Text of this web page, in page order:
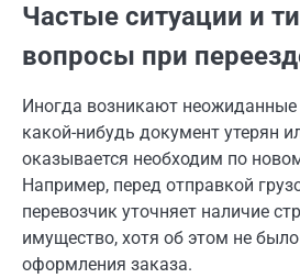
Частые ситуации и
вопросы при
Иногда возникают неожиданные
какой-нибудь документ утерян
оказывается необходим по
Например, перед отправкой
перевозчик уточняет наличие
имущество, хотя об этом не
оформления заказа.